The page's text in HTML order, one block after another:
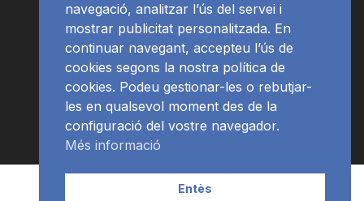
APP Programació
navegació, analitzar l’ús del servei i
mostrar publicitat personalitzada. En
continuar navegant, accepteu l’ús de
cookies segons la nostra política de
cookies. Podeu gestionar-les o rebutjar-
les en qualsevol moment des de la
configuració del vostre navegador.
Més informació
Entès